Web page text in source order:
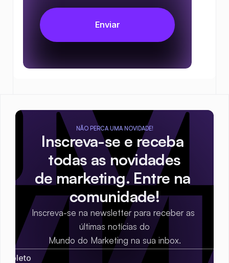
NÃO PERCA UMA NOVIDADE!
Inscreva-se e receba
todas as novidades
de marketing. Entre na
comunidade!
Inscreva-se na newsletter para receber as
últimas notícias do
Mundo do Marketing na sua inbox.